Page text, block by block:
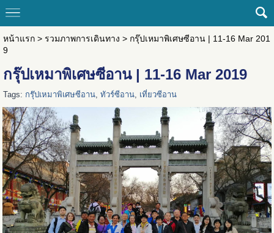
หน้าแรก> รวมภาพการเดินทาง > กรุ๊ปเหมาพิเศษซีอาน | 11-16 Mar 201
9
กรุ๊ปเหมาพิเศษซีอาน | 11-16 Mar 2019
Tags: กรุ๊ปเหมาพิเศษซีอาน, ทัวร์ซีอาน, เที่ยวซีอาน